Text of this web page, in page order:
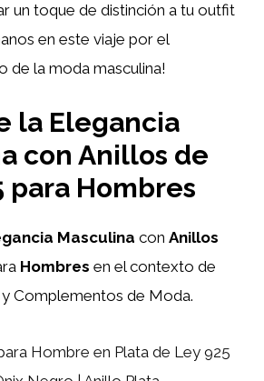
un toque de distinción a tu outfit
en este viaje por el
de la moda masculina!
la Elegancia
con Anillos de
para Hombres
Masculina con Anillos
Hombres en el contexto de
y Complementos de Moda.
Hombre en Plata de Ley 925